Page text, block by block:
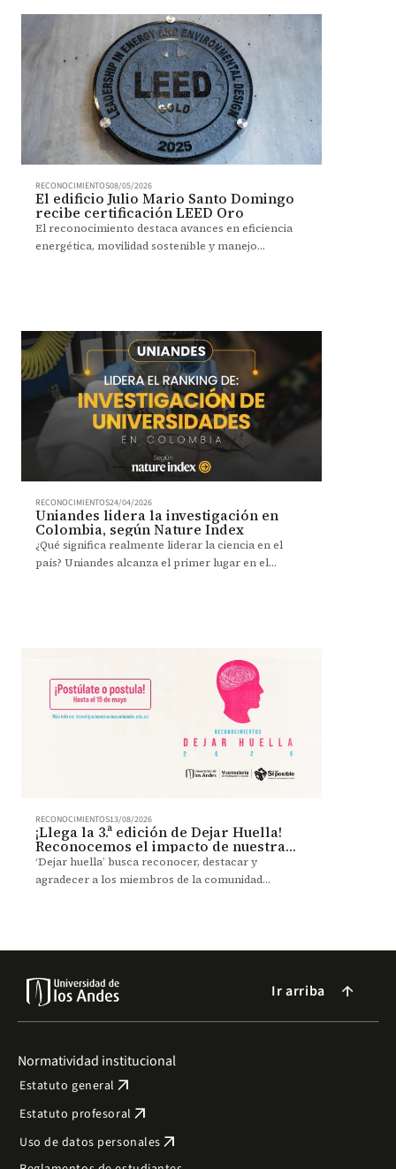
RECONOCIMIENTOS08/05/2026
El edificio Julio Mario Santo Domingo
recibe certificación LEED Oro
El reconocimiento destaca avances en eficiencia
energética, movilidad sostenible y manejo
RECONOCIMIENTOS24/04/2026
Uniandes lidera la investigación en
Colombia, según Nature Index
¿Qué significa realmente liderar la ciencia en el
país? Uniandes alcanza el primer lugar en el
RECONOCIMIENTOS13/08/2026
¡Llega la 3.ª edición de Dejar Huella!
Reconocemos el impacto de nuestra
comunidad en la sociedad
‘Dejar huella’ busca reconocer, destacar y
agradecer a los miembros de la comunidad
Ir arriba arrow_forward
Normatividad institucional
Estatuto general arrow_outward
Estatuto profesoral arrow_outward
Uso de datos personales arrow_outward